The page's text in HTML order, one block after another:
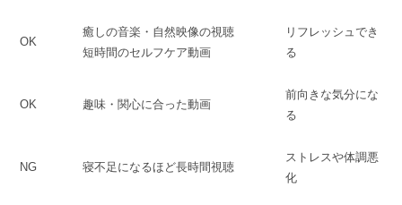
OK
癒しの音楽・自然映像の視聴
短時間のセルフケア動画
リフレッシュでき
る
OK 趣味・関心に合った動画
前向きな気分にな
る
NG 寝不足になるほど長時間視聴
ストレスや体調悪
化